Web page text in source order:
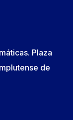
Plaza
de